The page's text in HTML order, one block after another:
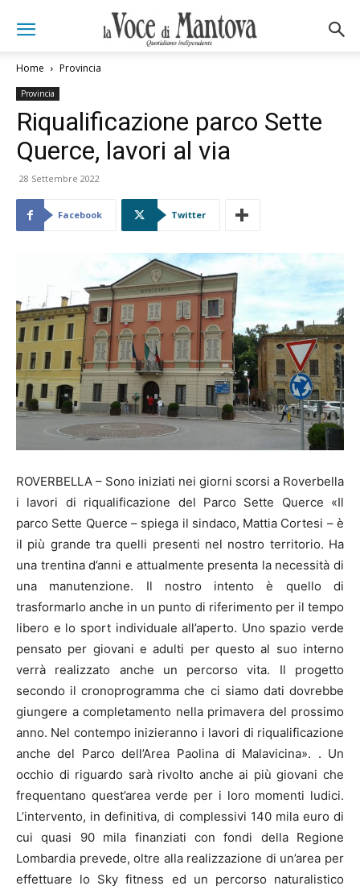
Home Provincia
Provincia
Riqualificazione parco Sette
Querce, lavori al via
28 Settembre 2022
Facebook Twitter
ROVERBELLA – Sono iniziati nei giorni scorsi a Roverbella
i lavori di riqualificazione del Parco Sette Querce «Il
parco Sette Querce – spiega il sindaco, Mattia Cortesi – è
il più grande tra quelli presenti nel nostro territorio. Ha
una trentina d’anni e attualmente presenta la necessità di
una manutenzione. Il nostro intento è quello di
trasformarlo anche in un punto di riferimento per il tempo
libero e lo sport individuale all’aperto. Uno spazio verde
pensato per giovani e adulti per questo al suo interno
verrà realizzato anche un percorso vita. Il progetto
secondo il cronoprogramma che ci siamo dati dovrebbe
giungere a completamento nella primavera del prossimo
anno. Nel contempo inizieranno i lavori di riqualificazione
anche del Parco dell’Area Paolina di Malavicina». . Un
occhio di riguardo sarà rivolto anche ai più giovani che
frequentano quest’area verde per i loro momenti ludici.
L’intervento, in definitiva, di complessivi 140 mila euro di
cui quasi 90 mila finanziati con fondi della Regione
Lombardia prevede, oltre alla realizzazione di un’area per
effettuare lo Sky fitness ed un percorso naturalistico